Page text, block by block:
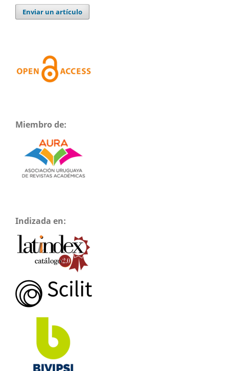
Enviar un artículo
Miembro de:
Indizada en: